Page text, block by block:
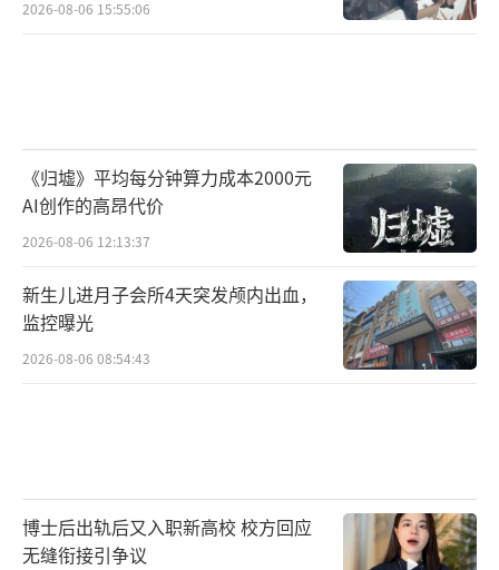
2026-08-06 15:55:06
《归墟》平均每分钟算力成本2000元
AI创作的高昂代价
2026-08-06 12:13:37
新生儿进月子会所4天突发颅内出血，
监控曝光
2026-08-06 08:54:43
博士后出轨后又入职新高校 校方回应
无缝衔接引争议